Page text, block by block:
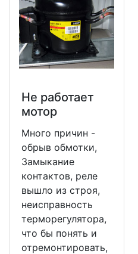
Не работает
мотор
Много причин -
обрыв обмотки,
Замыкание
контактов, реле
вышло из строя,
неисправность
терморегулятора,
что бы понять и
отремонтировать,